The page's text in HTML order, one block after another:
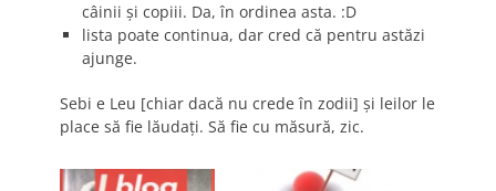
câinii şi copiii. Da, în ordinea asta. :D
lista poate continua, dar cred că pentru astăzi
ajunge.
Sebi e Leu [chiar dacă nu crede în zodii] şi leilor le
place să fie lăudaţi. Să fie cu măsură, zic.